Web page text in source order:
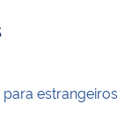
estrangeiros